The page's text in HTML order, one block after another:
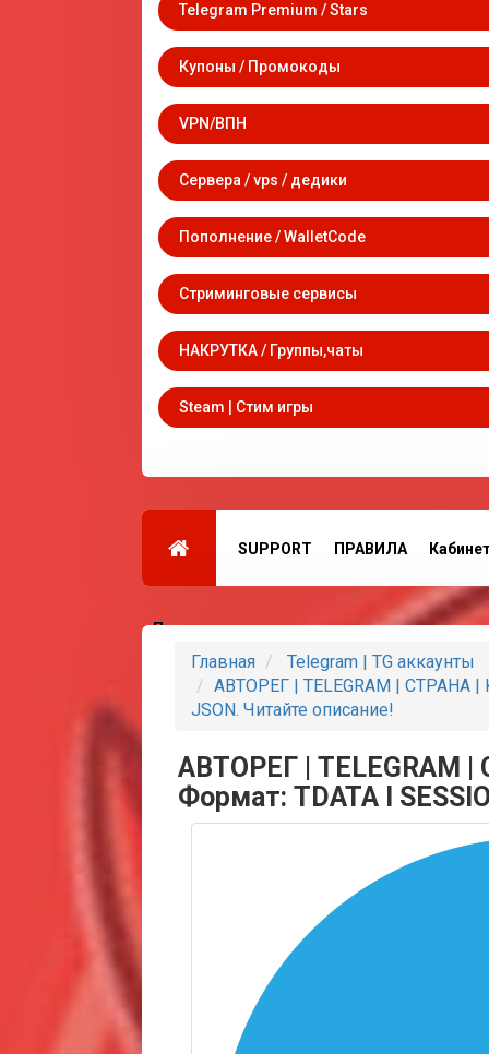
Telegram Premium / Stars
Купоны / Промокоды
VPN/ВПН
Сервера / vps / дедики
Пополнение / WalletCode
Стриминговые сервисы
НАКРУТКА / Группы,чаты
Steam | Стим игры
SUPPORT ПРАВИЛА
Партнеры
Главная
Telegram | TG аккаунты
АВТОРЕГ | TELEGRAM | СТРАНА |
JSON. Читайте описание!
АВТОРЕГ | TELEGRAM
Формат: TDATA I